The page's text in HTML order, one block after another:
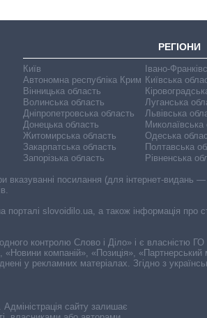
РЕГІОНИ
Київ
Автономна республіка Крим
Вінницька область
Волинська область
Дніпропетровська область
Донецька область
Житомирська область
Закарпатська область
Запорізька область
Івано-
Київська
Луганська
Львівська
Миколаївська
Одеська
Полтавська
Рівненська
сайту залишає
вказуванні посилання (для інтернет-
порталі slovoidilo.ua, а також інформація
контролю Слово і Діло» і є власністю
компаній», «Позиція»,
у рекламних матеріалах. Згідно з